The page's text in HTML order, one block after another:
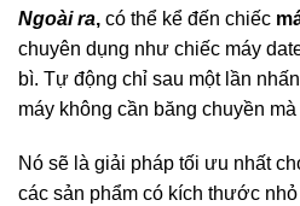
Ngoài ra, có thể kể đến chiếc
chuyên dụng như chiếc máy
bì. Tự động chỉ sau một lần
máy không cần băng chuyền
Nó sẽ là giải pháp tối ưu nhất
các sản phẩm có kích thước